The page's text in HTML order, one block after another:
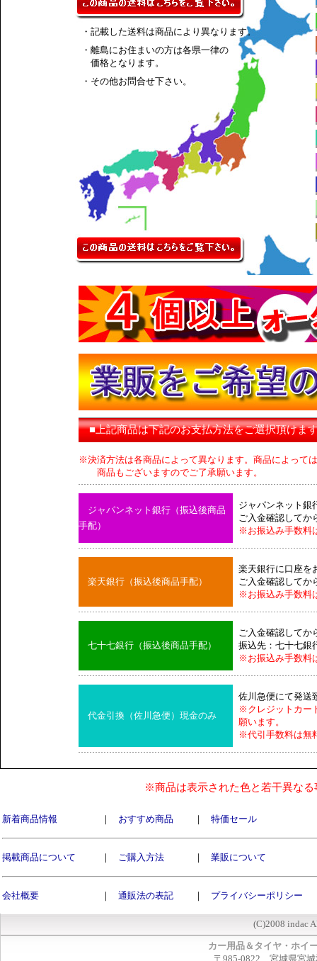
・記載した送料は商品により異なります。
・離島にお住まいの方は各県一律の
価格となります。
・その他お問合せ下さい。
■上記商品は下記のお支払方法をご選択頂けま
※決済方法は各商品によって異なります。商品によって
商品もございますのでご了承願います。
ジャパンネット銀行（振込後商品
手配）
ジャパンネット銀
ご入金確認してか
※お振込み手数料
楽天銀行（振込後商品手配）
楽天銀行に口座を
ご入金確認してか
※お振込み手数料
七十七銀行（振込後商品手配）
ご入金確認してか
振込先：七十七銀
※お振込み手数料
代金引換（佐川急便）現金のみ
佐川急便にて発送
※クレジットカー
願います。
※代引手数料は無
※商品は表示された色と若干異な
新着商品情報 ｜ おすすめ商品 ｜ 特価セール
掲載商品について ｜ ご購入方法 ｜ 業販について
会社概要 ｜ 通販法の表記 ｜ プライバシーポリシー
(C)2008 indac
カー用品＆タイヤ・ホイ
〒985-0822 宮城県宮城